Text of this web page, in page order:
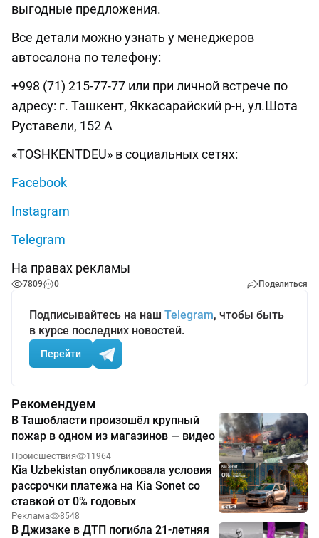
выгодные предложения.
Все детали можно узнать у менеджеров
автосалона по телефону:
+998 (71) 215-77-77 или при личной встрече по
адресу: г. Ташкент, Яккасарайский р-н, ул.Шота
Руставели, 152 А
«TOSHKENTDEU» в социальных сетях:
Facebook
Instagram
Telegram
На правах рекламы
7809 0 Поделиться
Подписывайтесь на наш Telegram, чтобы быть
в курсе последних новостей.
Перейти
Рекомендуем
В Ташобласти произошёл крупный
пожар в одном из магазинов — видео
Происшествия 11964
Kia Uzbekistan опубликовала условия
рассрочки платежа на Kia Sonet со
ставкой от 0% годовых
Реклама 8548
В Джизаке в ДТП погибла 21-летняя